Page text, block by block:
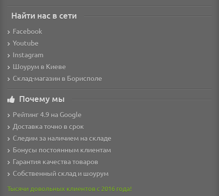
Найти нас в сети
Facebook
Youtube
Instagram
Шоурум в Киеве
Склад-магазин в Борисполе
Почему мы
Рейтинг 4.9 на Google
Доставка точно в срок
Следим за наличием на складе
Бонусы постоянным клиентам
Гарантия качества товаров
Собственный склад и шоурум
Тысячи довольных клиентов с 2016 года!